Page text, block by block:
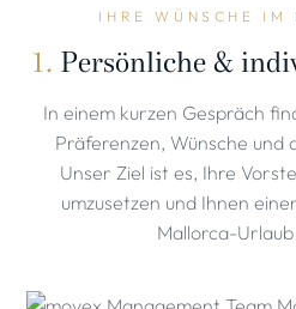
IHRE WÜNSCHE IM
1. Persönliche &
In einem kurzen Gespräch
Präferenzen, Wünsche und
Unser Ziel ist es, Ihre
umzusetzen und Ihnen
Mallorca-